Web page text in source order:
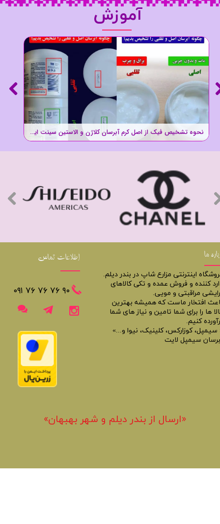
نحوه تشخیص فیک از اصل کرم آبرسان کلاژن و الاستین سینت ایوز St.Ives
آموزش
ما
اینترنتی مزارع شاپ در بندر دیلم.
کننده و فروش عمده و تکی کالاهای
مراقبتی و مویی.
افتخار ماست که همیشه بهترین
ها را برای شما تامین و نیاز های شما
کنیم.
سیمپل، کوزارکس، کلینیک، نیوا و...»
سیمپل لایت
اطلاعات تماس
​​٩٠ ٧۶ ٧۶ ٧۶ ٠٩١
«​ارسال از بندر دیلم و شهر بهبهان»